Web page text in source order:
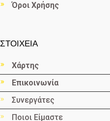
Όροι Χρήσης
ΣΤΟΙΧΕΙΑ
Χάρτης
Επικοινωνία
Συνεργάτες
Ποιοι Είμαστε